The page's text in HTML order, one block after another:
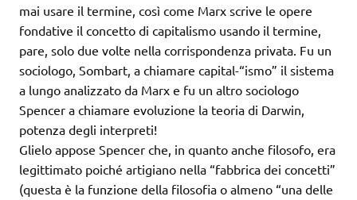
mai usare il termine, così come Marx scrive le opere
fondative il concetto di capitalismo usando il termine,
pare, solo due volte nella corrispondenza privata. Fu un
sociologo, Sombart, a chiamare capital-“ismo” il sistema
a lungo analizzato da Marx e fu un altro sociologo
Spencer a chiamare evoluzione la teoria di Darwin,
potenza degli interpreti!
Glielo appose Spencer che, in quanto anche filosofo, era
legittimato poiché artigiano nella “fabbrica dei concetti”
(questa è la funzione della filosofia o almeno “una delle